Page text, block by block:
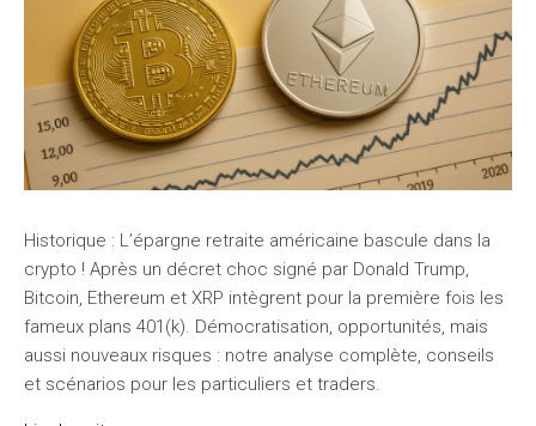
Historique : L’épargne retraite américaine bascule dans la
crypto ! Après un décret choc signé par Donald Trump,
Bitcoin, Ethereum et XRP intègrent pour la première fois les
fameux plans 401(k). Démocratisation, opportunités, mais
aussi nouveaux risques : notre analyse complète, conseils
et scénarios pour les particuliers et traders.